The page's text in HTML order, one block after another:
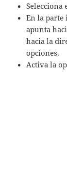
Selecciona
En la
apunta
hacia la
opciones.
Activa la